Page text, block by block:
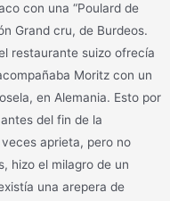
con una “Poulard de
Grand cru, de Burdeos.
restaurante suizo ofrecía
Moritz con un
en Alemania. Esto por
del fin de la
aprieta, pero no
hizo el milagro de un
una arepera de